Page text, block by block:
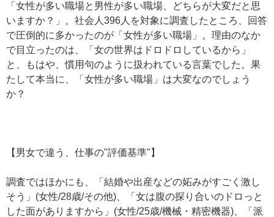
「女性が多い職場と男性が多い職場、どちらが大変だと思
いますか？」。社会人396人を対象に調査したところ、回答
で圧倒的に多かったのが「女性が多い職場」。理由のなか
で目立ったのは、「女の世界はドロドロしているから」
と、もはや、慣用句のように扱われている言葉でした。果
たして本当に、「女性が多い職場」は大変なのでしょう
か？
【男女で違う、仕事の"評価基準"】
調査ではほかにも、「結婚や出産などの妬みがすごく激し
そう」(女性/28歳/その他)、「女は腹の探り合いのドロっと
した面がありますから」(女性/25歳/機械・精密機器)、「派